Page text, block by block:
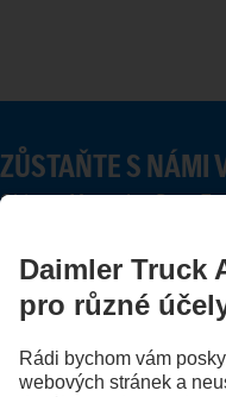
ZŮSTAŇTE S NÁMI
Objevte Mercedes-Benz